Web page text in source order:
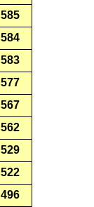
585
584
583
577
567
562
529
522
496